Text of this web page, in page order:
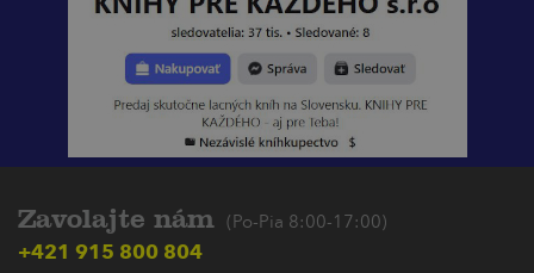
Zavolajte nám (Po-Pia 8:00-17:00)
+421 915 800 804